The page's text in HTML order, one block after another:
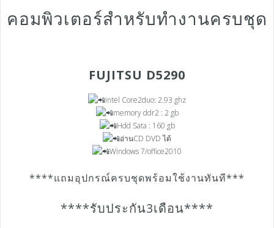
คอมพิวเตอร์สำหรับทำงานครบชุด
FUJITSU D5290
intel Core2duo: 2.93 ghz
memory ddr2 : 2 gb
Hdd Sata : 160 gb
อ่านCD DVD ได้
Windows 7/office2010
****แถมอุปกรณ์ครบชุดพร้อมใช้งานทันที***
****รับประกัน3เดือน****